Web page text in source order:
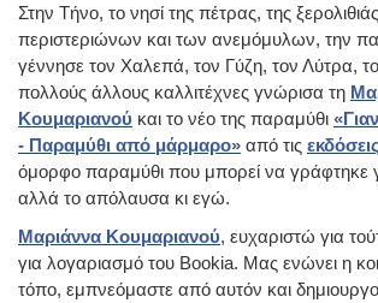
Στην Τήνο, το νησί της πέτρας, της
περιστεριώνων και των ανεμόμυλων, την
γέννησε τον Χαλεπά, τον Γύζη, τον Λύτρα,
πολλούς άλλους καλλιτέχνες γνώρισα τη
Κουμαριανού και το νέο της παραμύθι
- Παραμύθι από μάρμαρο» από τις
όμορφο παραμύθι που μπορεί να γράφτηκε
αλλά το απόλαυσα κι εγώ.
Μαριάννα Κουμαριανού, ευχαριστώ για
για λογαριασμό του Bookia. Μας ενώνει η
τόπο, εμπνεόμαστε από αυτόν και